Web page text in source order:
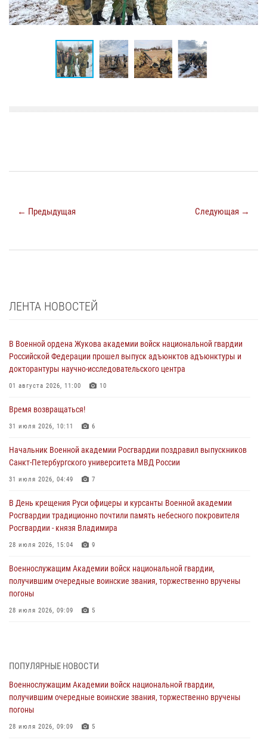
← Предыдущая Следующая →
ЛЕНТА НОВОСТЕЙ
В Военной ордена Жукова академии войск национальной гвардии
Российской Федерации прошел выпуск адъюнктов адъюнктуры и
докторантуры научно-исследовательского центра
01 августа 2026, 11:00 10
Время возвращаться!
31 июля 2026, 10:11 6
Начальник Военной академии Росгвардии поздравил выпускников
Санкт-Петербургского университета МВД России
31 июля 2026, 04:49 7
В День крещения Руси офицеры и курсанты Военной академии
Росгвардии традиционно почтили память небесного покровителя
Росгвардии - князя Владимира
28 июля 2026, 15:04 9
Военнослужащим Академии войск национальной гвардии,
получившим очередные воинские звания, торжественно вручены
погоны
28 июля 2026, 09:09 5
27 июля 2026, 14:49 7
Военная академия информирует!
23 июля 2026, 04:51
Курсант Военной академии войск национальной гвардии принял
ПОПУЛЯРНЫЕ НОВОСТИ
Военнослужащим Академии войск национальной гвардии,
получившим очередные воинские звания, торжественно вручены
погоны
28 июля 2026, 09:09 5